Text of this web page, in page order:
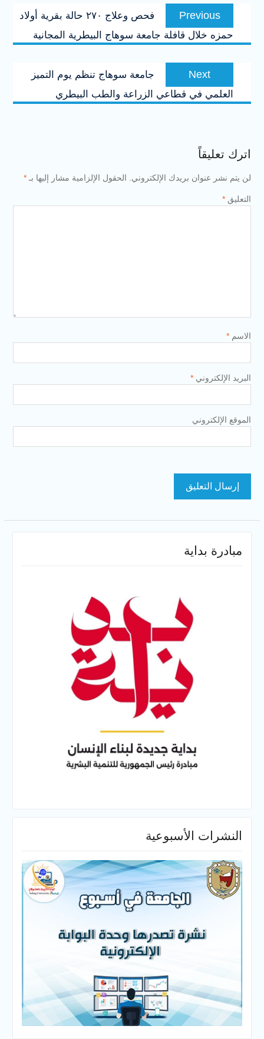
المقالاتPrevious
post:
فحص وعلاج ٢٧٠ حالة بقرية أولاد
حمزه خلال قافلة جامعة سوهاج البيطرية المجانية
Next
Next
post:
جامعة سوهاج تنظم يوم التميز
العلمي في قطاعي الزراعة والطب البيطري
اترك تعليقاً
لن يتم نشر عنوان بريدك الإلكتروني. الحقول الإلزامية مشار إليها بـ *
التعليق *
الاسم *
البريد الإلكتروني *
الموقع الإلكتروني
مبادرة بداية
النشرات الأسبوعية